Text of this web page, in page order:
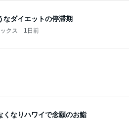
なダイエットの停滞期
クス 1日前
くなりハワイで念願のお鮨